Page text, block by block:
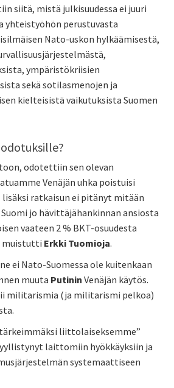
siitä, mistä julkisuudessa ei juuri
yhteistyöhön perustuvasta
Nato-uskon hylkäämisestä,
ympäristökriisien
sekä sotilasmenojen ja
kielteisistä vaikutuksista Suomen
odotettiin sen olevan
Venäjän uhka poistuisi
lisäksi ratkaisun ei pitänyt mitään
jo hävittäjähankinnan ansiosta
vaateen 2 % BKT-osuudesta
muistutti Erkki Tuomioja.
ei Nato-Suomessa ole kuitenkaan
muuta Putinin Venäjän käytös.
militarismia (ja militarismi pelkoa)
liittolaiseksemme”
laittomiin hyökkäyksiin ja
systemaattiseen